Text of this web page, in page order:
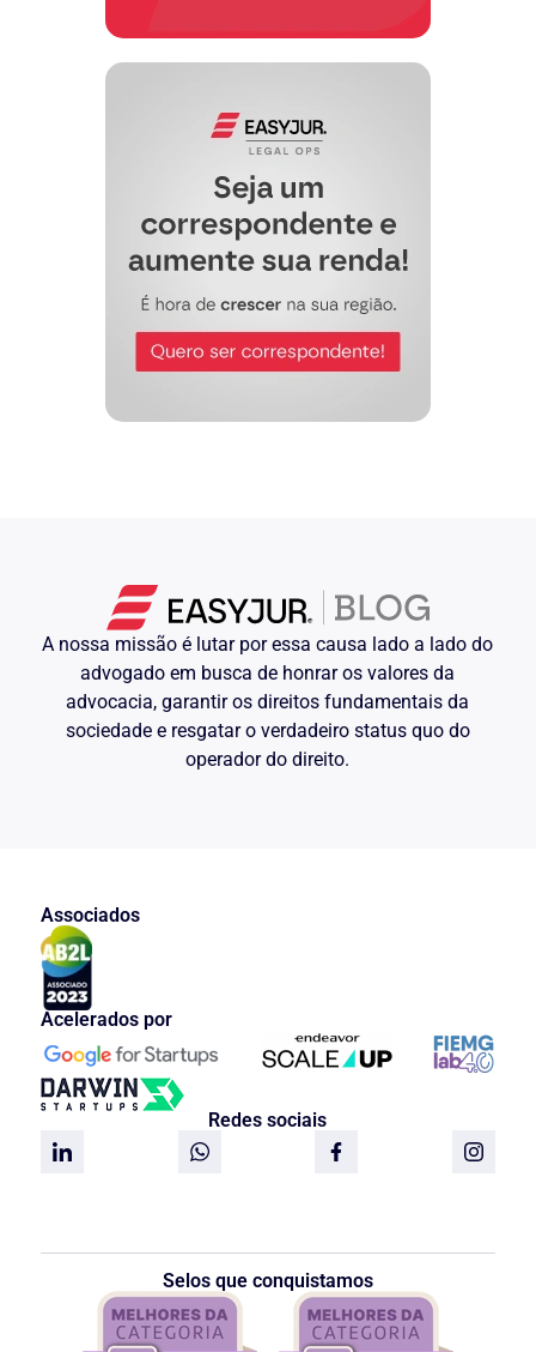
A nossa missão é lutar por essa causa lado a lado do
advogado em busca de honrar os valores da
advocacia, garantir os direitos fundamentais da
sociedade e resgatar o verdadeiro status quo do
operador do direito.
Associados
Acelerados por
Redes sociais
Selos que conquistamos